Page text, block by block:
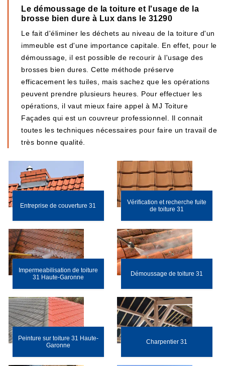
Le démoussage de la toiture et l'usage de la
brosse bien dure à Lux dans le 31290
Le fait d'éliminer les déchets au niveau de la toiture d'un
immeuble est d'une importance capitale. En effet, pour le
démoussage, il est possible de recourir à l'usage des
brosses bien dures. Cette méthode préserve
efficacement les tuiles, mais sachez que les opérations
peuvent prendre plusieurs heures. Pour effectuer les
opérations, il vaut mieux faire appel à MJ Toiture
Façades qui est un couvreur professionnel. Il connait
toutes les techniques nécessaires pour faire un travail de
très bonne qualité.
Entreprise de couverture 31
Vérification et recherche fuite
de toiture 31
Impermeabilisation de toiture
31 Haute-Garonne
Démoussage de toiture 31
Peinture sur toiture 31 Haute-
Garonne
Charpentier 31